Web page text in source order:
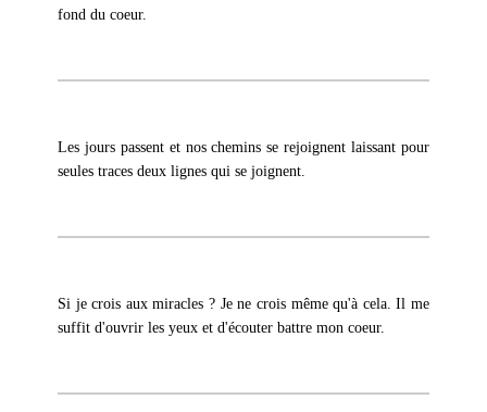
fond du coeur.
Les jours passent et nos chemins se rejoignent laissant pour
seules traces deux lignes qui se joignent.
Si je crois aux miracles ? Je ne crois même qu'à cela. Il me
suffit d'ouvrir les yeux et d'écouter battre mon coeur.